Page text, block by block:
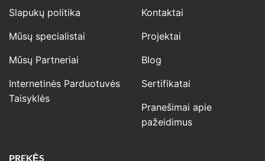
Slapukų politika
Mūsų specialistai
Mūsų Partneriai
Internetinės Parduotuvės
Taisyklės
Kontaktai
Projektai
Blog
Sertifikatai
Pranešimai apie
pažeidimus
PREKĖS